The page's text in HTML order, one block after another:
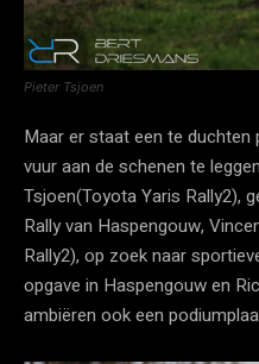
Pieter Tsjoen
Maar er staat een te
vuur aan de schenen te
Tsjoen(Toyota Yaris Rally2),
Rally van Haspengouw,
Rally2), op zoek naar
opgave in Haspengouw en
ambiëren ook een